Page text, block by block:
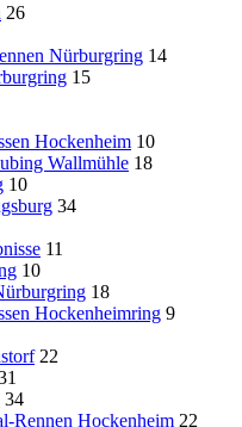
26
Nürburgring 14
15
Hockenheim 10
Wallmühle 18
10
34
11
10
18
Hockenheimring 9
22
34
Rennen Hockenheim 22